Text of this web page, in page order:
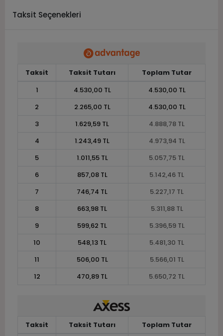
Taksit Seçenekleri
Taksit Taksit Tutarı
Toplam Tutar
1
4.530,00 TL
4.530,00 TL
2
2.265,00 TL
4.530,00 TL
3
1.629,59 TL
4.888,78 TL
4
1.243,49 TL
4.973,94 TL
5
1.011,55 TL
5.057,75 TL
6
857,08 TL
5.142,46 TL
7
746,74 TL
5.227,17 TL
8
663,98 TL
5.311,88 TL
9
599,62 TL
5.396,59 TL
10
548,13 TL
5.481,30 TL
11
506,00 TL
5.566,01 TL
12
470,89 TL 5.650,72 TL
Taksit Taksit Tutarı
Toplam Tutar